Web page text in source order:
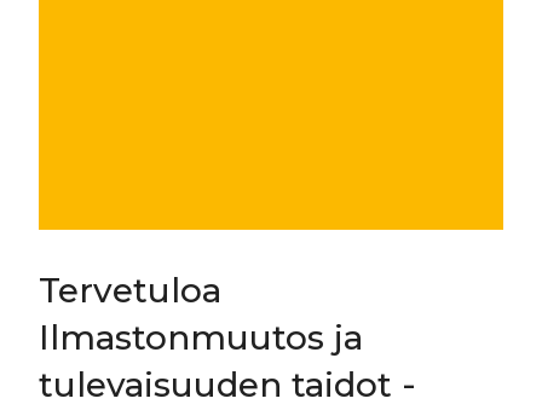
Tervetuloa
Ilmastonmuutos ja
tulevaisuuden taidot -